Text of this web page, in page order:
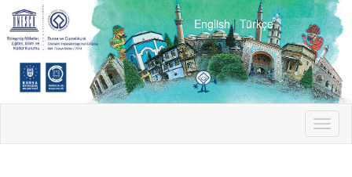
English|Türkçe